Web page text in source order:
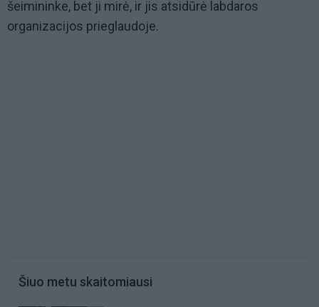
šeimininke, bet ji mirė, ir jis atsidūrė labdaros
organizacijos prieglaudoje.
Šiuo metu skaitomiausi